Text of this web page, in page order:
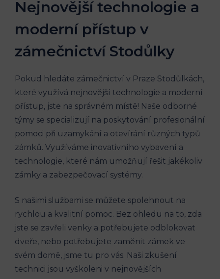
Nejnovější technologie a
moderní přístup v
zámečnictví Stodůlky
Pokud hledáte zámečnictví v Praze Stodůlkách,
které využívá nejnovější technologie a moderní
přístup, jste na správném místě! Naše odborné
týmy se specializují na poskytování profesionální
pomoci při uzamykání a otevírání různých typů
zámků. Využíváme inovativního vybavení a
technologie, které nám umožňují řešit jakékoliv
zámky a zabezpečovací systémy.
S našimi službami se můžete spolehnout na
rychlou a kvalitní pomoc. Bez ohledu na to, zda
jste se zavřeli venky a potřebujete odblokovat
dveře, nebo potřebujete zaměnit zámek ve
svém domě, jsme tu pro vás. Naši zkušení
technici jsou vyškoleni v nejnovějších